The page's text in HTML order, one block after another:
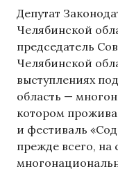
Депутат
Челябинской
председатель
Челябинской
выступлениях
область —
котором
и фестиваль
прежде всего, на